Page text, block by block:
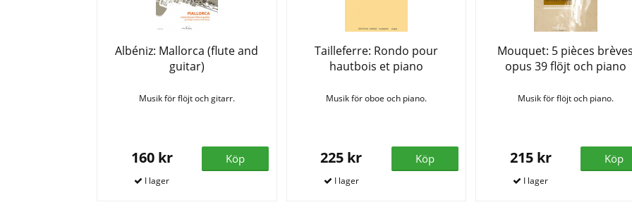
Albéniz: Mallorca (flute and
guitar)
Musik för flöjt och gitarr.
160 kr Köp
Tailleferre: Rondo pour
hautbois et piano
Musik för oboe och piano.
225 kr Köp
Mouquet: 5 pièces brèves
opus 39 flöjt och piano
Musik för flöjt och piano.
215 kr Köp